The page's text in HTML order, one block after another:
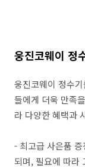
웅진코웨이 정
웅진코웨이 정수
들에게 더욱 만족
라 다양한 혜택과
- 최고급 사은품
되며, 필요에 따라